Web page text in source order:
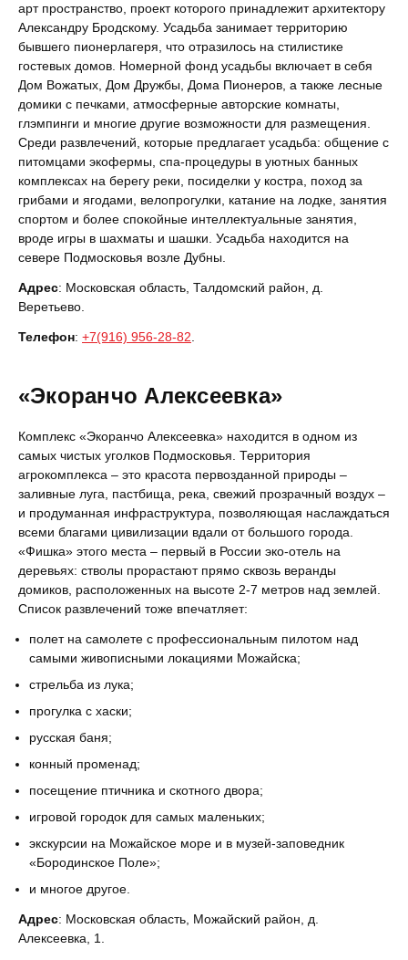
арт пространство, проект которого принадлежит архитектору
Александру Бродскому. Усадьба занимает территорию
бывшего пионерлагеря, что отразилось на стилистике
гостевых домов. Номерной фонд усадьбы включает в себя
Дом Вожатых, Дом Дружбы, Дома Пионеров, а также лесные
домики с печками, атмосферные авторские комнаты,
глэмпинги и многие другие возможности для размещения.
Среди развлечений, которые предлагает усадьба: общение с
питомцами экофермы, спа-процедуры в уютных банных
комплексах на берегу реки, посиделки у костра, поход за
грибами и ягодами, велопрогулки, катание на лодке, занятия
спортом и более спокойные интеллектуальные занятия,
вроде игры в шахматы и шашки. Усадьба находится на
севере Подмосковья возле Дубны.
Адрес: Московская область, Талдомский район, д.
Веретьево.
Телефон: +7(916) 956-28-82
«Экоранчо Алексеевка»
Комплекс «Экоранчо Алексеевка» находится в одном из
самых чистых уголков Подмосковья. Территория
агрокомплекса – это красота первозданной природы –
заливные луга, пастбища, река, свежий прозрачный воздух –
и продуманная инфраструктура, позволяющая наслаждаться
всеми благами цивилизации вдали от большого города.
«Фишка» этого места – первый в России эко-отель на
деревьях: стволы прорастают прямо сквозь веранды
домиков, расположенных на высоте 2-7 метров над землей.
Список развлечений тоже впечатляет:
полет на самолете с профессиональным пилотом над
самыми живописными локациями Можайска;
стрельба из лука;
прогулка с хаски;
русская баня;
конный променад;
посещение птичника и скотного двора;
игровой городок для самых маленьких;
экскурсии на Можайское море и в музей-заповедник
«Бородинское Поле»;
и многое другое.
Адрес: Московская область, Можайский район, д.
Алексеевка, 1.